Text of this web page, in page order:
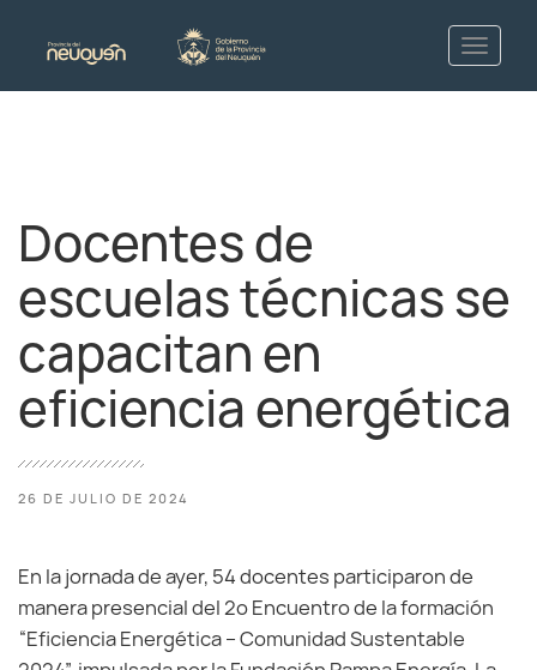
Docentes de
escuelas técnicas se
capacitan en
eficiencia energética
26 DE JULIO DE 2024
En la jornada de ayer, 54 docentes participaron de
manera presencial del 2º Encuentro de la formación
“Eficiencia Energética – Comunidad Sustentable